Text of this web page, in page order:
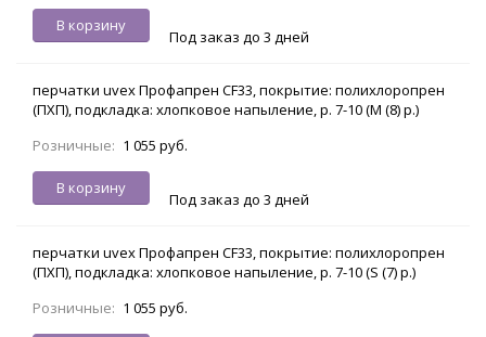
В корзину
Под заказ до 3 дней
перчатки uvex Профапрен CF33, покрытие: полихлоропрен
(ПХП), подкладка: хлопковое напыление, р. 7-10 (M (8) р.)
Розничные: 1 055 руб.
В корзину
Под заказ до 3 дней
перчатки uvex Профапрен CF33, покрытие: полихлоропрен
(ПХП), подкладка: хлопковое напыление, р. 7-10 (S (7) р.)
Розничные: 1 055 руб.